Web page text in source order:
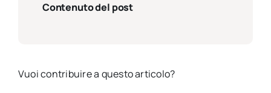
Contenuto del post
Vuoi contribuire a questo articolo?